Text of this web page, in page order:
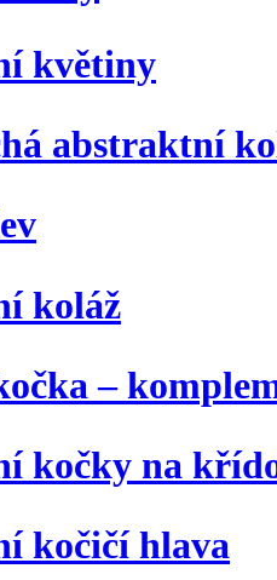
květiny
abstraktní
koláž
–
kočky na
kočičí hlava